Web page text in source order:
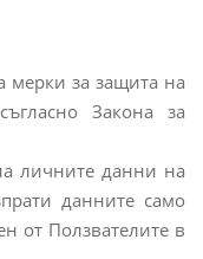
мерки за защита на
Закона за
личните данни на
данните само
от Ползвателите в